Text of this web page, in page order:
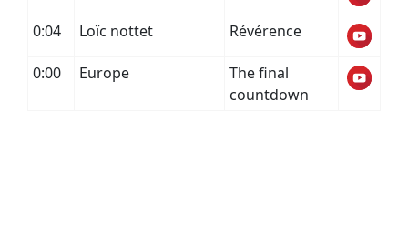
0:04 Loïc nottet Révérence
0:00 Europe
The final
countdown